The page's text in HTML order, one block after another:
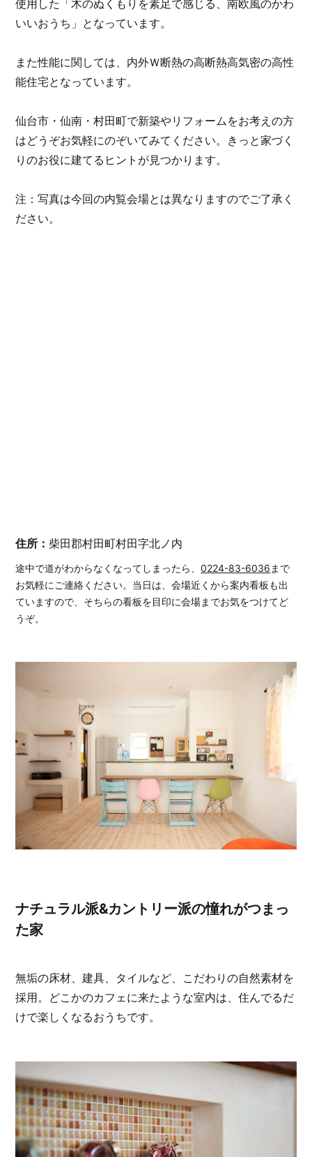
使用した「木のぬくもりを素足で感じる、南欧風のかわ
いいおうち」となっています。
また性能に関しては、内外Ｗ断熱の高断熱高気密の高性
能住宅となっています。
仙台市・仙南・村田町で新築やリフォームをお考えの方
はどうぞお気軽にのぞいてみてください。きっと家づく
りのお役に建てるヒントが見つかります。
注：写真は今回の内覧会場とは異なりますのでご了承く
ださい。
住所 柴田郡村田町村田字北ノ内
途中で道がわからなくなってしまったら、0224-83-6036 まで
お気軽にご連絡ください。当日は、会場近くから案内看板も出
ていますので、そちらの看板を目印に会場までお気をつけてど
うぞ。
ナチュラル派&カントリー派の憧れがつまっ
た家
無垢の床材、建具、タイルなど、こだわりの自然素材を
採用。どこかのカフェに来たような室内は、住んでるだ
けで楽しくなるおうちです。